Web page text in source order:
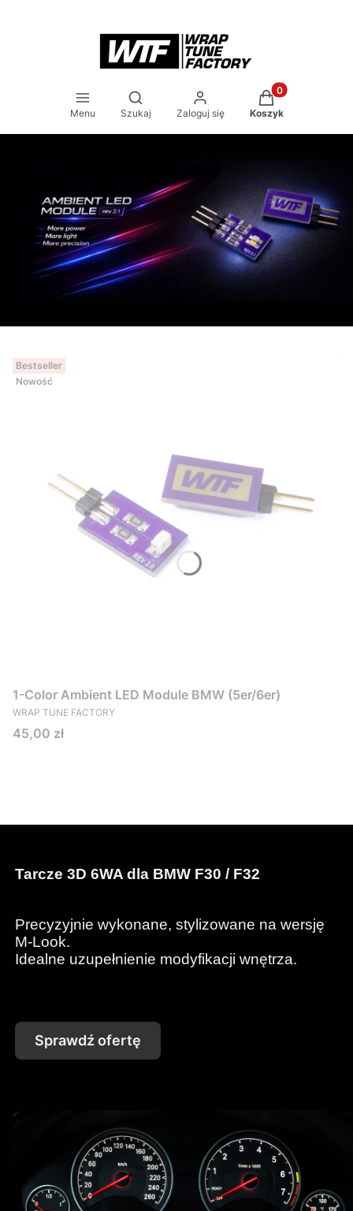
Menu
Otwórz wyszukiwarkę
Szukaj Zaloguj się
Produkty w
Koszyk
Bestseller
Nowość
1-Color Ambient LED Module BMW (5er/6er)
PRODUCENT
WRAP TUNE FACTORY
Cena
45,00 zł
Tarcze 3D 6WA dla BMW F30 / F32
Precyzyjnie wykonane, stylizowane na wersję
M-Look.
Idealne uzupełnienie modyfikacji wnętrza.
Sprawdź ofertę